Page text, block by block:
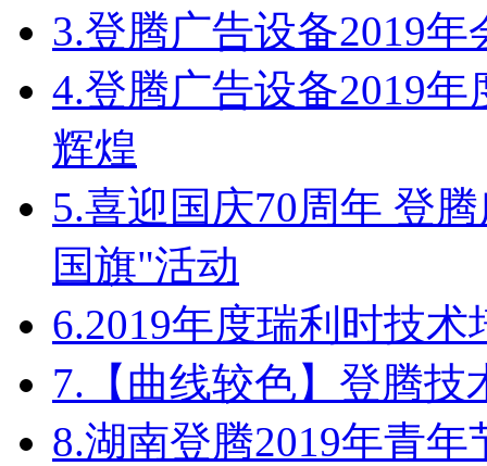
3.登腾广告设备2019
4.登腾广告设备2019
辉煌
5.喜迎国庆70周年 登
国旗"活动
6.2019年度瑞利时技
7. 【曲线较色】登腾
8.湖南登腾2019年青